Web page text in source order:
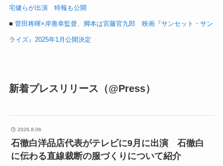
宅健らが出演 特報も公開
■ 菅田将暉×岸善幸監督、脚本は宮藤官九郎 映画『サンセット・サン
ライズ』2025年1月公開決定
新着プレスリリース（@Press）
2026.8.06
石徹白洋品店代表がテレビに9月に出演 石徹白
に伝わる直線裁断の服づくりについて紹介